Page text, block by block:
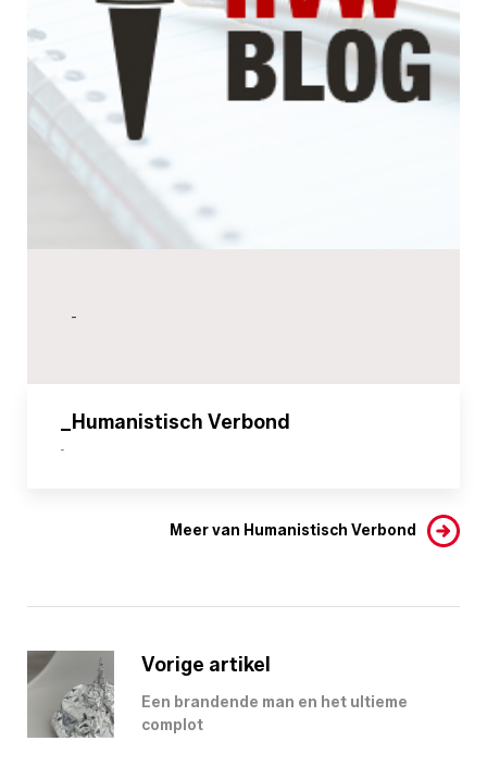
-
_Humanistisch Verbond
-
Meer van Humanistisch Verbond
Vorige artikel
Een brandende man en het ultieme
complot